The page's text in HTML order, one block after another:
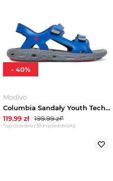
Modivo
Columbia Sandały Youth Techsun Vent BY4566 Niebieski
119.99 zł 199.99zł*
*najniższa cena z 30 dni przed obniżką
- 40%